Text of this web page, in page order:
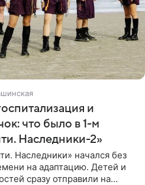
и
что было в 1-м
Наследники-2»
Наследники» начался без
на адаптацию. Детей и
сразу отправили на